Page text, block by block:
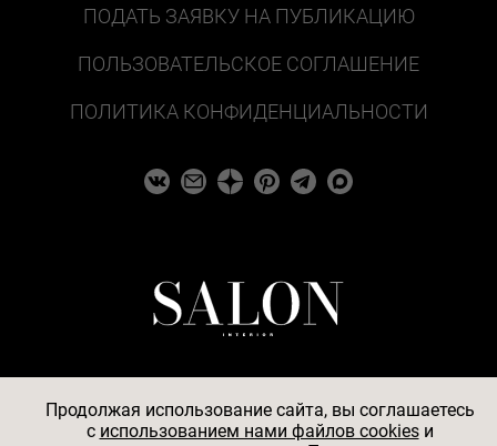
ПОДАТЬ ЗАЯВКУ НА ПУБЛИКАЦИЮ
ПОЛЬЗОВАТЕЛЬСКОЕ СОГЛАШЕНИЕ
ПОЛИТИКА КОНФИДЕНЦИАЛЬНОСТИ
© 2026
Продолжая использование сайта, вы соглашаетесь
c использованием нами файлов cookiesи